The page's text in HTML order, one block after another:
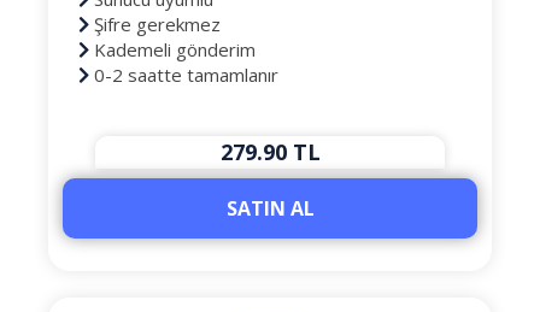
Şifre gerekmez
Kademeli gönderim
0-2 saatte tamamlanır
279.90 TL
SATIN AL